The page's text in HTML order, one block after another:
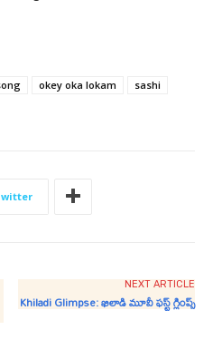
okey oka lokam
sashi
NEXT ARTICLE
Khiladi Glimpse: ఖిలాడి మూవీ ఫస్ట్ గ్లింప్స్